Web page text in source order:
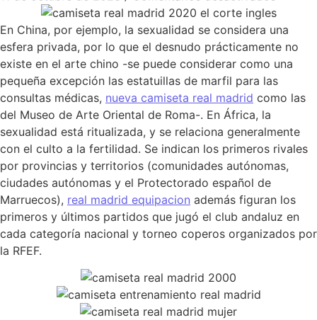
En China, por ejemplo, la sexualidad se considera una
esfera privada, por lo que el desnudo prácticamente no
existe en el arte chino -se puede considerar como una
pequeña excepción las estatuillas de marfil para las
consultas médicas, nueva camiseta real madrid como las
del Museo de Arte Oriental de Roma-. En África, la
sexualidad está ritualizada, y se relaciona generalmente
con el culto a la fertilidad. Se indican los primeros rivales
por provincias y territorios (comunidades autónomas,
ciudades autónomas y el Protectorado español de
Marruecos), real madrid equipacion además figuran los
primeros y últimos partidos que jugó el club andaluz en
cada categoría nacional y torneo coperos organizados por
la RFEF.